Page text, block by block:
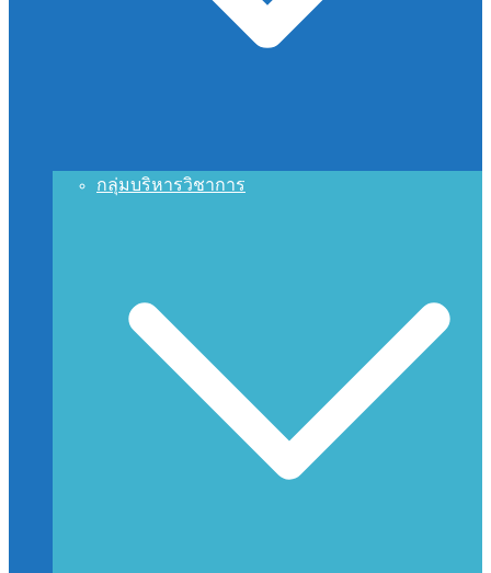
กลุ่มบริหารวิชาการ